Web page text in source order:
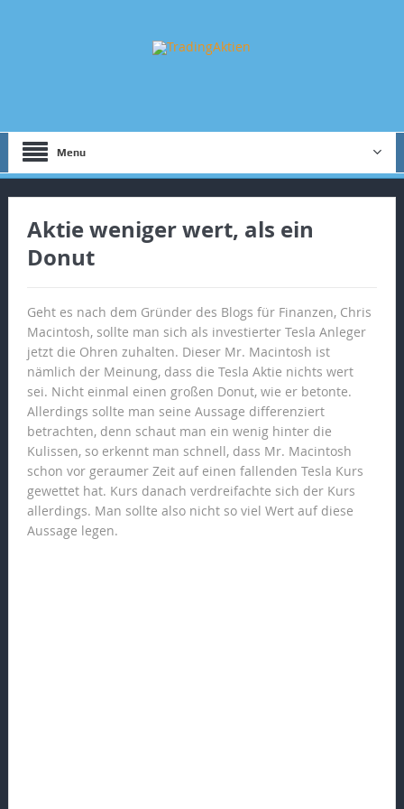
Menu
Aktie weniger wert, als ein
Donut
Geht es nach dem Gründer des Blogs für Finanzen, Chris
Macintosh, sollte man sich als investierter Tesla Anleger
jetzt die Ohren zuhalten. Dieser Mr. Macintosh ist
nämlich der Meinung, dass die Tesla Aktie nichts wert
sei. Nicht einmal einen großen Donut, wie er betonte.
Allerdings sollte man seine Aussage differenziert
betrachten, denn schaut man ein wenig hinter die
Kulissen, so erkennt man schnell, dass Mr. Macintosh
schon vor geraumer Zeit auf einen fallenden Tesla Kurs
gewettet hat. Kurs danach verdreifachte sich der Kurs
allerdings. Man sollte also nicht so viel Wert auf diese
Aussage legen.